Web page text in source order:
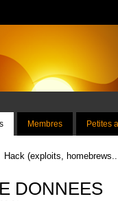
Membres Petites
Hack (exploits,
DONNEES